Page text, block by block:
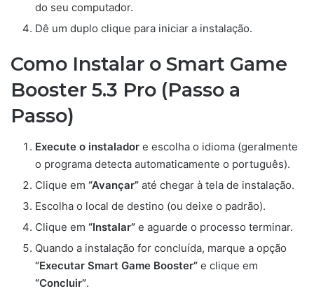
do seu computador.
Dê um duplo clique para iniciar a instalação.
Como Instalar o Smart Game
Booster 5.3 Pro (Passo a
Passo)
Execute o instalador e escolha o idioma (geralmente
o programa detecta automaticamente o português).
Clique em “Avançar” até chegar à tela de instalação.
Escolha o local de destino (ou deixe o padrão).
Clique em “Instalar” e aguarde o processo terminar.
Quando a instalação for concluída, marque a opção
“Executar Smart Game Booster” e clique em
“Concluir”.